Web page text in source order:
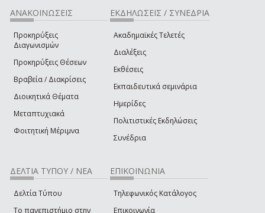
ΑΝΑΚΟΙΝΩΣΕΙΣ
Προκηρύξεις
Διαγωνισμών
Προκηρύξεις Θέσεων
Βραβεία / Διακρίσεις
Διοικητικά Θέματα
Μεταπτυχιακά
Φοιτητική Μέριμνα
ΕΚΔΗΛΩΣΕΙΣ / ΣΥΝΕΔΡΙΑ
Ακαδημαϊκές Τελετές
Διαλέξεις
Εκθέσεις
Εκπαιδευτικά σεμινάρια
Ημερίδες
Πολιτιστικές Εκδηλώσεις
Συνέδρια
ΔΕΛΤΙΑ ΤΥΠΟΥ / ΝΕΑ
Δελτία Τύπου
Το πανεπιστήμιο στην
ΕΠΙΚΟΙΝΩΝΙΑ
Τηλεφωνικός Κατάλογος
Επικοινωνία